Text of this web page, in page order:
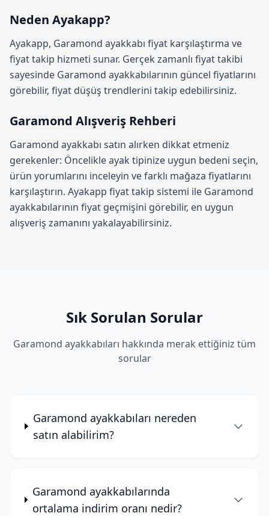
Neden Ayakapp?
Ayakapp, Garamond ayakkabı fiyat karşılaştırma ve
fiyat takip hizmeti sunar. Gerçek zamanlı fiyat takibi
sayesinde Garamond ayakkabılarının güncel fiyatlarını
görebilir, fiyat düşüş trendlerini takip edebilirsiniz.
Garamond Alışveriş Rehberi
Garamond ayakkabı satın alırken dikkat etmeniz
gerekenler: Öncelikle ayak tipinize uygun bedeni seçin,
ürün yorumlarını inceleyin ve farklı mağaza fiyatlarını
karşılaştırın. Ayakapp fiyat takip sistemi ile Garamond
ayakkabılarının fiyat geçmişini görebilir, en uygun
alışveriş zamanını yakalayabilirsiniz.
Sık Sorulan Sorular
Garamond ayakkabıları hakkında merak ettiğiniz tüm
sorular
Garamond ayakkabıları nereden
satın alabilirim?
Garamond ayakkabılarında
ortalama indirim oranı nedir?